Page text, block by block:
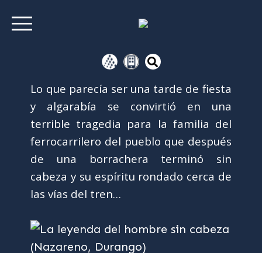
Lo que parecía ser una tarde de fiesta
y algarabía se convirtió en una
terrible tragedia para la familia del
ferrocarrilero del pueblo que después
de una borrachera terminó sin
cabeza y su espíritu rondado cerca de
las vías del tren…